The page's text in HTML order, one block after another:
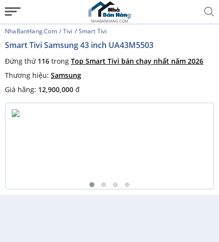
NHABANHANG.COM
NhaBanHang.com Tivi Smart Tivi
Smart Tivi Samsung 43 inch UA43M5503
Đứng thứ 116 trong Top Smart Tivi bán chạy nhất năm 2026
Thương hiệu: Samsung
Giá hãng: 12,900,000 đ